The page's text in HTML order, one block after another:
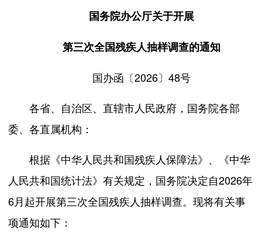
国务院办公厅关于开展
第三次全国残疾人抽样调查的通知
国办函〔2026〕48号
各省、自治区、直辖市人民政府，国务院各部
委、各直属机构：
根据《中华人民共和国残疾人保障法》、《中华
人民共和国统计法》有关规定，国务院决定自2026年
6月起开展第三次全国残疾人抽样调查。现将有关事
项通知如下：